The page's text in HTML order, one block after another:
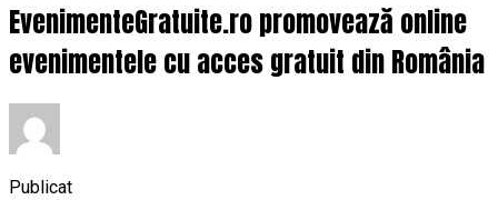
EvenimenteGratuite.ro promovează online
evenimentele cu acces gratuit din România
Publicat